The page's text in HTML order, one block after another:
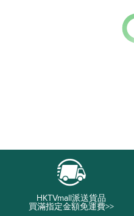
HKTVmall派送貨品
買滿指定金額免運費>>